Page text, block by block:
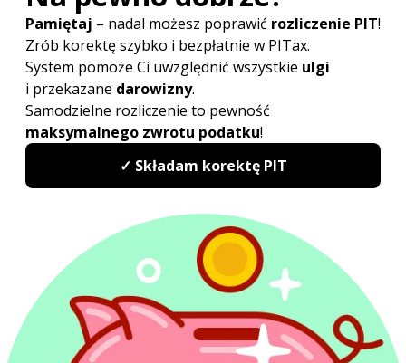
Korekta PIT
Powiązane artykuły
Ulga prorodzinna w 2027
Do kiedy PIT 2027?
Kwota wolna od podatku 2027
Rozliczenie PIT Wspólnie z małżonkiem
Odliczanie straty w PIT
Redakcja PITax